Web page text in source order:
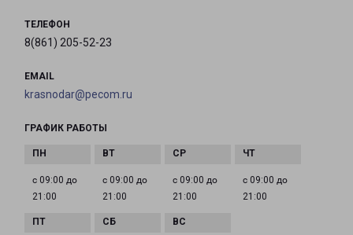
ТЕЛЕФОН
8(861) 205-52-23
EMAIL
krasnodar@pecom.ru
ГРАФИК РАБОТЫ
с 09:00 до
21:00
с 09:00 до
21:00
с 09:00 до
21:00
с 09:00 до
21:00